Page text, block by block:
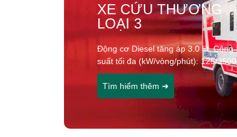
XE CỨU THƯƠNG
LOẠI 3
Động cơ Diesel tăng áp 3.0 lít, Công
suất tối đa (kW/vòng/phút): 125/3500
Tìm hiểm thêm ➜